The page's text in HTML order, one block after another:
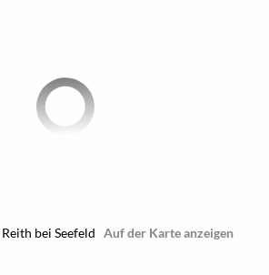
Reith bei Seefeld Auf der Karte anzeigen